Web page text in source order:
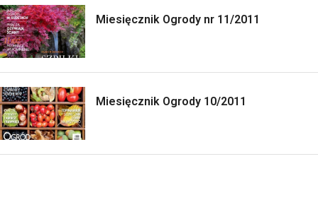
Miesięcznik Ogrody nr 11/2011
Miesięcznik Ogrody 10/2011